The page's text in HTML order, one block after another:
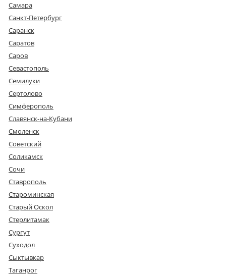
Самара
Санкт-Петербург
Саранск
Саратов
Саров
Севастополь
Семилуки
Сертолово
Симферополь
Славянск-на-Кубани
Смоленск
Советский
Соликамск
Сочи
Ставрополь
Староминская
Старый Оскол
Стерлитамак
Сургут
Суходол
Сыктывкар
Таганрог